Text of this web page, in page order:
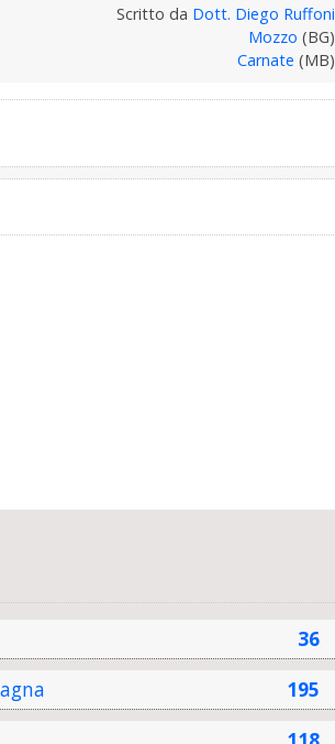
Scritto da Dott. Diego Ruffoni
Mozzo (BG)
Carnate (MB)
36
195